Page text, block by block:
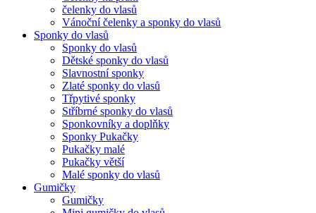
čelenky do vlasů
Vánoční čelenky a sponky do vlasů
Sponky do vlasů
Sponky do vlasů
Dětské sponky do vlasů
Slavnostní sponky
Zlaté sponky do vlasů
Třpytivé sponky
Stříbrné sponky do vlasů
Sponkovníky a doplňky
Sponky Pukačky
Pukačky malé
Pukačky větší
Malé sponky do vlasů
Gumičky
Gumičky